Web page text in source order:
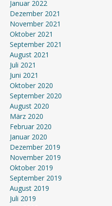
Januar 2022
Dezember 2021
November 2021
Oktober 2021
September 2021
August 2021
Juli 2021
Juni 2021
Oktober 2020
September 2020
August 2020
März 2020
Februar 2020
Januar 2020
Dezember 2019
November 2019
Oktober 2019
September 2019
August 2019
Juli 2019